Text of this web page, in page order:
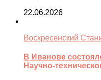
22.06.2026
Воскресенский
В Иванове
Научно-